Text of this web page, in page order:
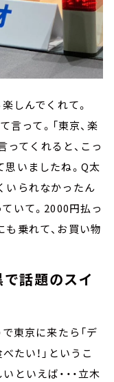
しんでくれて。
言って。「東京、楽
ってくれると、こっ
いましたね。Q太
いられなかったん
いて。2000円払っ
乗れて、お買い物
話題のスイ
東京に来たら「デ
たい！」というこ
といえば・・・立木